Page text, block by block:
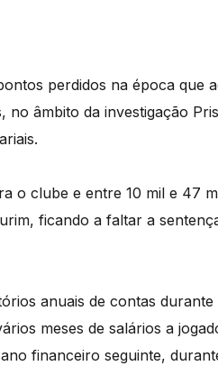
perdidos na época que
no âmbito da investigação
o clube e entre 10 mil e 47
ficando a faltar a
anuais de contas durante
meses de salários a
financeiro seguinte,